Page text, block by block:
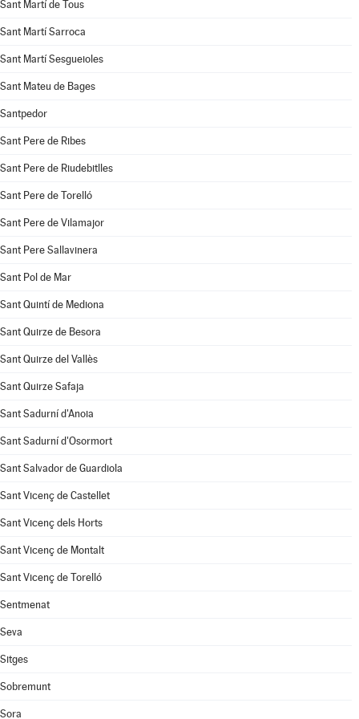
Sant Martí de Tous
Sant Martí Sarroca
Sant Martí Sesgueioles
Sant Mateu de Bages
Santpedor
Sant Pere de Ribes
Sant Pere de Riudebitlles
Sant Pere de Torelló
Sant Pere de Vilamajor
Sant Pere Sallavinera
Sant Pol de Mar
Sant Quintí de Mediona
Sant Quirze de Besora
Sant Quirze del Vallès
Sant Quirze Safaja
Sant Sadurní d'Anoia
Sant Sadurní d'Osormort
Sant Salvador de Guardiola
Sant Vicenç de Castellet
Sant Vicenç dels Horts
Sant Vicenç de Montalt
Sant Vicenç de Torelló
Sentmenat
Seva
Sitges
Sobremunt
Sora